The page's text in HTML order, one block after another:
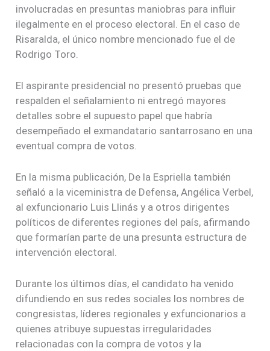
involucradas en presuntas maniobras para influir
ilegalmente en el proceso electoral. En el caso de
Risaralda, el único nombre mencionado fue el de
Rodrigo Toro.
El aspirante presidencial no presentó pruebas que
respalden el señalamiento ni entregó mayores
detalles sobre el supuesto papel que habría
desempeñado el exmandatario santarrosano en una
eventual compra de votos.
En la misma publicación, De la Espriella también
señaló a la viceministra de Defensa, Angélica Verbel,
al exfuncionario Luis Llinás y a otros dirigentes
políticos de diferentes regiones del país, afirmando
que formarían parte de una presunta estructura de
intervención electoral.
Durante los últimos días, el candidato ha venido
difundiendo en sus redes sociales los nombres de
congresistas, líderes regionales y exfuncionarios a
quienes atribuye supuestas irregularidades
relacionadas con la compra de votos y la